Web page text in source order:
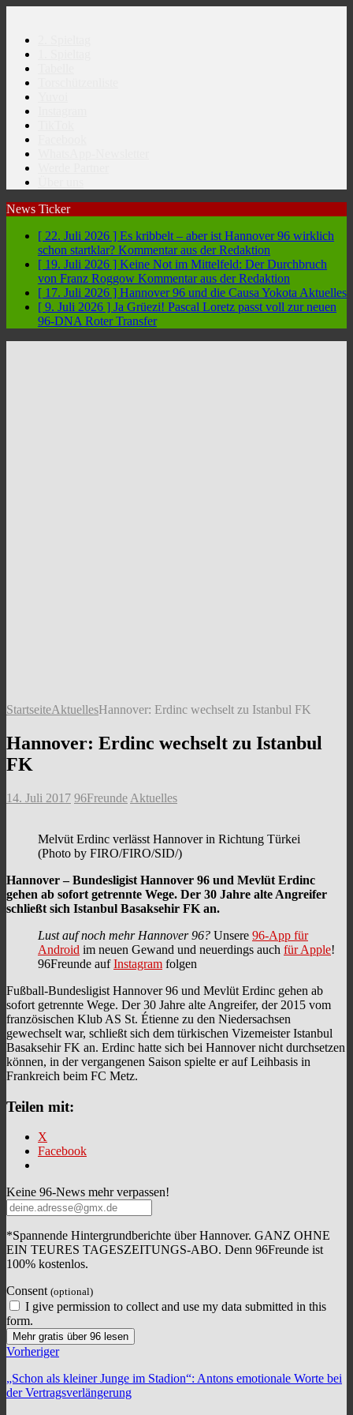
News Ticker
[ 22. Juli 2026 ] Es kribbelt – aber ist Hannover 96 wirklich
schon startklar? Kommentar aus der Redaktion
[ 19. Juli 2026 ] Keine Not im Mittelfeld: Der Durchbruch
von Franz Roggow Kommentar aus der Redaktion
[ 17. Juli 2026 ] Hannover 96 und die Causa Yokota Aktuelles
[ 9. Juli 2026 ] Ja Grüezi! Pascal Loretz passt voll zur neuen
96-DNA Roter Transfer
StartseiteAktuellesHannover: Erdinc wechselt zu Istanbul FK
Hannover: Erdinc wechselt zu Istanbul
FK
14. Juli 2017 96Freunde Aktuelles
Melvüt Erdinc verlässt Hannover in Richtung Türkei
(Photo by FIRO/FIRO/SID/)
Hannover – Bundesligist Hannover 96 und Mevlüt Erdinc
gehen ab sofort getrennte Wege. Der 30 Jahre alte Angreifer
schließt sich Istanbul Basaksehir FK an.
Lust auf noch mehr Hannover 96? Unsere 96-App für
Android im neuen Gewand und neuerdings auch für Apple!
96Freunde aufInstagram folgen
Fußball-Bundesligist Hannover 96 und Mevlüt Erdinc gehen ab
sofort getrennte Wege. Der 30 Jahre alte Angreifer, der 2015 vom
französischen Klub AS St. Étienne zu den Niedersachsen
gewechselt war, schließt sich dem türkischen Vizemeister Istanbul
Basaksehir FK an. Erdinc hatte sich bei Hannover nicht durchsetzen
können, in der vergangenen Saison spielte er auf Leihbasis in
Frankreich beim FC Metz.
Teilen mit:
X
Facebook
Keine 96-News mehr verpassen!
*Spannende Hintergrundberichte über Hannover. GANZ OHNE
EIN TEURES TAGESZEITUNGS-ABO. Denn 96Freunde ist
100% kostenlos.
Consent (optional)
I give permission to collect and use my data submitted in this
form.
Mehr gratis über 96 lesen
Vorheriger
„Schon als kleiner Junge im Stadion“: Antons emotionale Worte bei
der Vertragsverlängerung